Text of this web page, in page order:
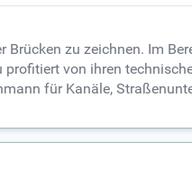
zu zeichnen. Im
von ihren
für Kanäle,